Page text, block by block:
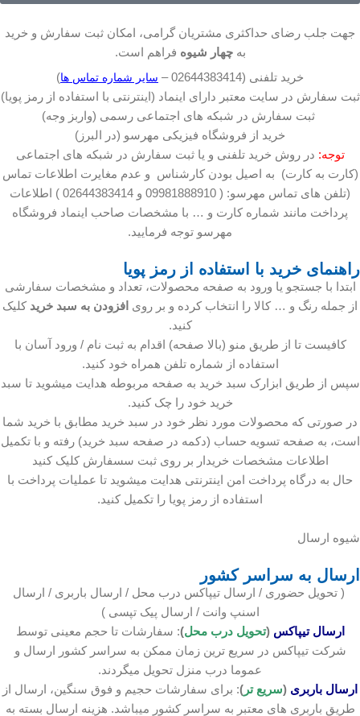
جهت جلب رضای حداکثری مشتریان گرامی، امکان ثبت سفارش و خرید
بهچهار شیوه فراهم است.
خرید تلفنی (02644383414 –
سایر شماره تماس ها)
ثبت سفارش در سایت معتبر دارای اینماد (اینترنتی با استفاده از رمز پویا)
ثبت سفارش در شبکه های اجتماعی رسمی (واربز وجه)
خرید از فروشگاه فیزیکی مهرسو (در البرز)
توجه: در روش خرید تلفنی و یا ثبت سفارش در شبکه های اجتماعی
(کارت به کارت) به اصیل بودن کارشناس و عدم مغایرت اطلاعات تماس
(تلفن های تماس مهرسو: ( 09981888910 و 02644383414 ) اطلاعات
پرداخت مانند شماره کارت و … با مشخصات صاحب اینماد فروشگاه
مهرسو توجه فرمایید.
راهنمای خرید با استفاده از رمز پویا
ابتدا با جستجو یا ورود به صفحه محصولات، تعداد و مشخصات سفارشی
از جمله رنگ و … کالا را انتخاب کرده و بر روی افزودن به سبد خرید کلیک
کنید.
کافیست تا از طریق منو (بالا صفحه) اقدام به ثبت نام / ورود آسان با
استفاده از شماره تلفن همراه خود کنید.
سپس از طریق ابزارک سبد خرید به صفحه مربوطه هدایت میشوید تا سبد
خرید خود را چک کنید.
در صورتی که محصولات مورد نظر خود در سبد خرید مطابق با خرید شما
است، به صفحه تسویه حساب (دکمه در صفحه سبد خرید) رفته و با تکمیل
اطلاعات مشخصات خریدار بر روی ثبت سسفارش کلیک کنید
حال به درگاه پرداخت امن اینترنتی هدایت میشوید تا عملیات پرداخت با
استفاده از رمز پویا را تکمیل کنید.
شیوه ارسال
ارسال به سراسر کشور
( تحویل حضوری / ارسال تیپاکس درب محل / ارسال باربری / ارسال
اسنپ وانت / ارسال پیک تپسی )
ارسال تیپاکس (تحویل درب محل): سفارشات تا حجم معینی توسط
شرکت تیپاکس در سریع ترین زمان ممکن به سراسر کشور ارسال و
عموما درب منزل تحویل میگردند.
ارسال باربری (سریع تر ): برای سفارشات حجیم و فوق سنگین، ارسال از
طریق باربری های معتبر به سراسر کشور میباشد. هزینه ارسال بسته به